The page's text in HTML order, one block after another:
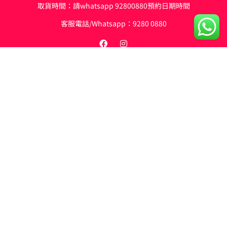
取貨時間：請whatsapp 92800880預約日期時間
客服電話/Whatsapp： 9280 0880